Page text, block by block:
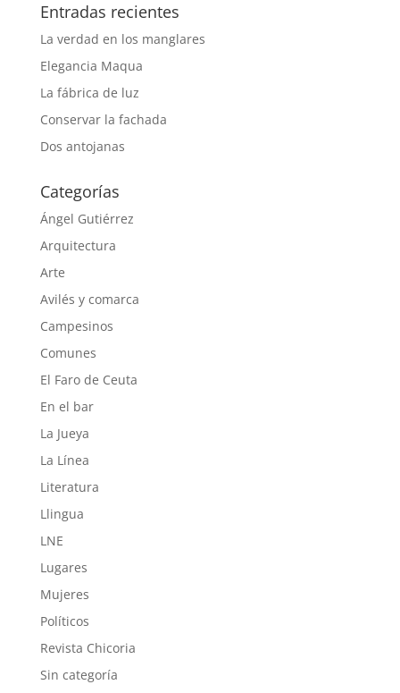
Entradas recientes
La verdad en los manglares
Elegancia Maqua
La fábrica de luz
Conservar la fachada
Dos antojanas
Categorías
Ángel Gutiérrez
Arquitectura
Arte
Avilés y comarca
Campesinos
Comunes
El Faro de Ceuta
En el bar
La Jueya
La Línea
Literatura
Llingua
LNE
Lugares
Mujeres
Políticos
Revista Chicoria
Sin categoría